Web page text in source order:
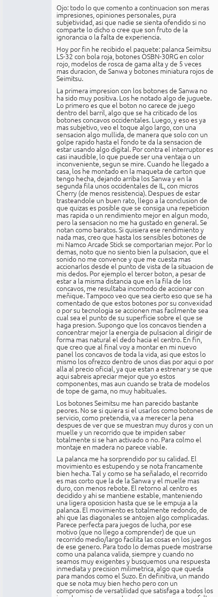
Ojo: todo lo que comento a continuacion son meras
impresiones, opiniones personales, pura
subjetividad, asi que nadie se sienta ofendido si no
comparte lo dicho o cree que son fruto de la
ignorancia o la falta de experiencia.
Hoy por fin he recibido el paquete: palanca Seimitsu
LS-32 con bola roja, botones OSBN-30RG en color
rojo, modelos de rosca de gama alta y de 5 veces
mas duracion, de Sanwa y botones miniatura rojos de
Seimitsu.
La primera impresion con los botones de Sanwa no
ha sido muy positiva. Los he notado algo de juguete.
Lo primero es que el boton no carece de juego
dentro del barril, algo que se ha criticado de los
botones concavos occidentales. Luego, y eso es ya
mas subjetivo, veo el toque algo largo, con una
sensacion algo mullida, de manera que solo con un
golpe rapido hasta el fondo te da la sensacion de
estar usando algo digital. Por contra el interruptor es
casi inaudible, lo que puede ser una ventaja o un
inconveniente, segun se mire. Cuando he llegado a
casa, los he montado en la maqueta de carton que
tengo hecha, dejando arriba los Sanwa y en la
segunda fila unos occidentales de IL, con micros
Cherry (de menos resistencia). Despues de estar
trasteandole un buen rato, llego a la conclusion de
que quizas es posible que se consiga una repeticion
mas rapida o un rendimiento mejor en algun modo,
pero la sensacion no me ha gustado en general. Se
notan como baratos. Si quisiera ese rendimiento y
nada mas, creo que hasta los sensibles botones de
mi Namco Arcade Stick se comportarian mejor. Por lo
demas, noto que no siento bien la pulsacion, que el
sonido no me convence y que me cuesta mas
accionarlos desde el punto de vista de la situacion de
mis dedos. Por ejemplo el tercer boton, a pesar de
estar a la misma distancia que en la fila de los
concavos, me resultaba incomodo de accionar con
meñique. Tampoco veo que sea cierto eso que se ha
comentado de que estos botones por su convexidad
o por su tecnologia se accionen mas facilmente sea
cual sea el punto de su superficie sobre el que se
haga presion. Supongo que los concavos tienden a
concentrar mejor la energia de pulsacion al dirigir de
forma mas natural el dedo hacia el centro. En fin,
que creo que al final voy a montar en mi nuevo
panel los concavos de toda la vida, asi que estos lo
mismo los ofrezco dentro de unos dias por aqui o por
alla al precio oficial, ya que estan a estrenar y se que
aqui sabreis apreciar mejor que yo estos
componentes, mas aun cuando se trata de modelos
de tope de gama, no muy habituales.
Los botones Seimitsu me han parecido bastante
peores. No se si quiera si el usarlos como botones de
servicio, como pretendia, va a merecer la pena
despues de ver que se muestran muy duros y con un
muelle y un recorrido que te impiden saber
totalmente si se han activado o no. Para colmo el
montaje en madera no parece viable.
La palanca me ha sorprendido por su calidad. El
movimiento es estupendo y se nota francamente
bien hecha. Tal y como se ha señalado, el recorrido
es mas corto que la de la Sanwa y el muelle mas
duro, con menos rebote. El retorno al centro es
decidido y ahi se mantiene estable, manteniendo
una ligera oposicion hasta que se le empuja a la
palanca. El movimiento es totalmente redondo, de
ahi que las diagonales se antojen algo complicadas.
Parece perfecta para juegos de lucha, por ese
motivo (que no llego a comprender) de que un
recorrido medio/largo facilita las cosas en los juegos
de ese genero. Para todo lo demas puede mostrarse
como una palanca valida, siempre y cuando no
seamos muy exigentes y busquemos una respuesta
inmediata y precision milimetrica, algo que queda
para mandos como el Suzo. En definitiva, un mando
que se nota muy bien hecho pero con un
compromiso de versatilidad que satisfaga a todos los